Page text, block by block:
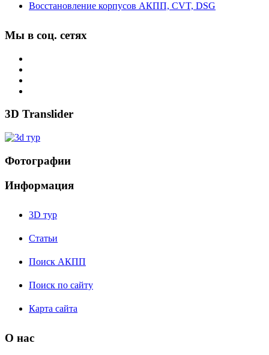
Восстановление корпусов АКПП, CVT, DSG
Мы в соц. сетях
3D Translider
Фотографии
Информация
3D тур
Статьи
Поиск АКПП
Поиск по сайту
Карта сайта
О нас